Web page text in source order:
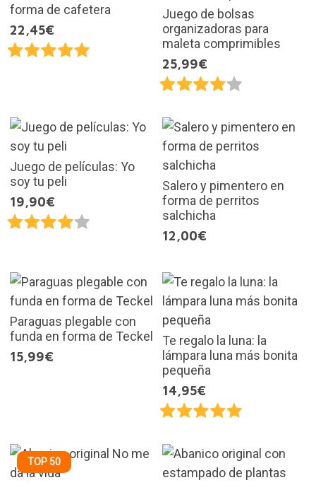
forma de cafetera
22,45€
Juego de bolsas
organizadoras para
maleta comprimibles
25,99€
Juego de películas: Yo
soy tu peli
19,90€
Salero y pimentero en
forma de perritos
salchicha
12,00€
Paraguas plegable con
funda en forma de Teckel
15,99€
Te regalo la luna: la
lámpara luna más bonita
pequeña
14,95€
TOP 50